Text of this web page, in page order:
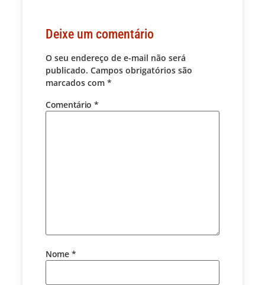
Deixe um comentário
O seu endereço de e-mail não será
publicado. Campos obrigatórios são
marcados com *
Comentário *
Nome *